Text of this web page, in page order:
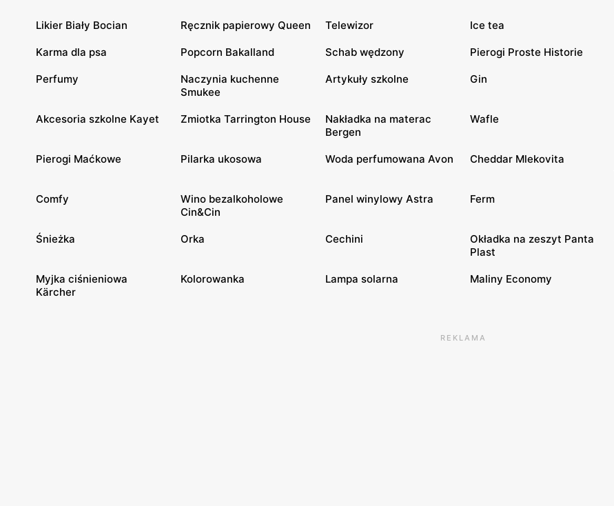
Likier Biały Bocian Ręcznik papierowy Queen Telewizor Ice tea
Karma dla psa Popcorn Bakalland Schab wędzony Pierogi Proste Historie
Perfumy
Naczynia kuchenne
Smukee
Artykuły szkolne Gin
Akcesoria szkolne Kayet Zmiotka Tarrington House
Nakładka na materac
Bergen
Wafle
Pierogi Maćkowe Pilarka ukosowa Woda perfumowana Avon Cheddar Mlekovita
Comfy
Wino bezalkoholowe
Cin&Cin
Panel winylowy Astra Ferm
Śnieżka Orka Cechini
Okładka na zeszyt Panta
Plast
Myjka ciśnieniowa
Kärcher
Kolorowanka Lampa solarna Maliny Economy
REKLAMA